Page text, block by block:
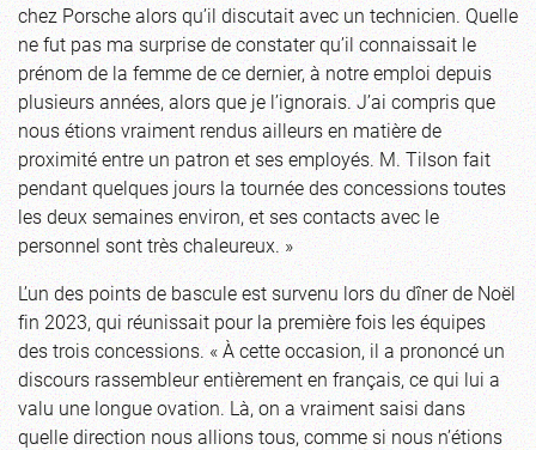
chez Porsche alors qu’il discutait avec un technicien. Quelle
ne fut pas ma surprise de constater qu’il connaissait le
prénom de la femme de ce dernier, à notre emploi depuis
plusieurs années, alors que je l’ignorais. J’ai compris que
nous étions vraiment rendus ailleurs en matière de
proximité entre un patron et ses employés. M. Tilson fait
pendant quelques jours la tournée des concessions toutes
les deux semaines environ, et ses contacts avec le
personnel sont très chaleureux. »
L’un des points de bascule est survenu lors du dîner de Noël
fin 2023, qui réunissait pour la première fois les équipes
des trois concessions. « À cette occasion, il a prononcé un
discours rassembleur entièrement en français, ce qui lui a
valu une longue ovation. Là, on a vraiment saisi dans
quelle direction nous allions tous, comme si nous n’étions